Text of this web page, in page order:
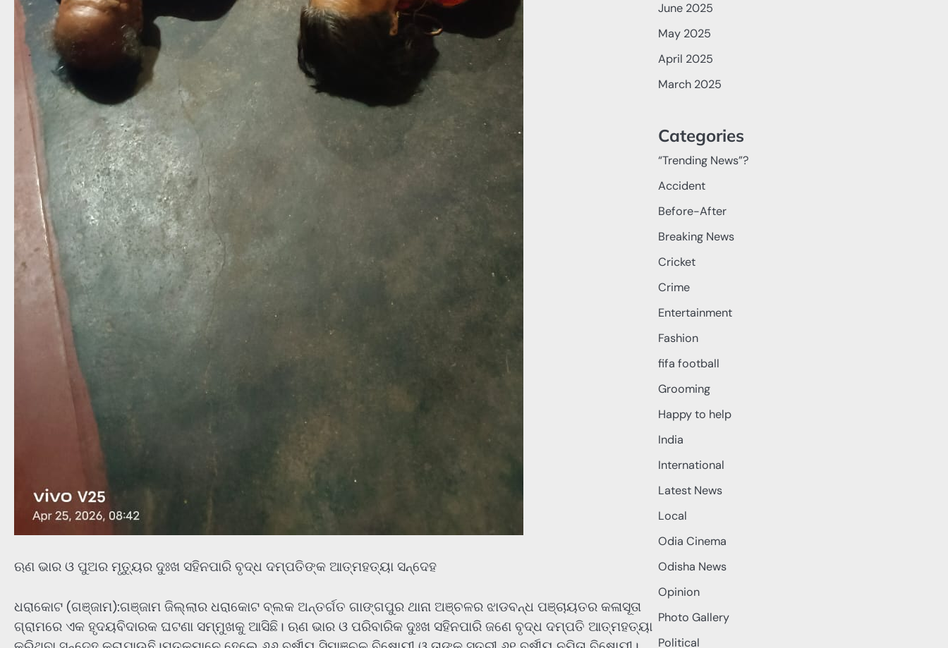
ଋଣ ଭାର ଓ ପୁଅର ମୃତ୍ୟୁର ଦୁଃଖ ସହିନପାରି ବୃଦ୍ଧ ଦମ୍ପତିଙ୍କ ଆତ୍ମହତ୍ୟା ସନ୍ଦେହ
ଧରାକୋଟ (ଗଞ୍ଜାମ):ଗଞ୍ଜାମ ଜିଲ୍ଲାର ଧରାକୋଟ ବ୍ଲକ ଅନ୍ତର୍ଗତ ଗାଙ୍ଗପୁର ଥାନା ଅଞ୍ଚଳର ଝାଡବନ୍ଧ ପଞ୍ଚାୟତର କଳାସୂତା
ଗ୍ରାମରେ ଏକ ହୃଦୟବିଦାରକ ଘଟଣା ସମ୍ମୁଖକୁ ଆସିଛି। ଋଣ ଭାର ଓ ପରିବାରିକ ଦୁଃଖ ସହିନପାରି ଜଣେ ବୃଦ୍ଧ ଦମ୍ପତି ଆତ୍ମହତ୍ୟା
June 2025
May 2025
April 2025
March 2025
Categories
“Trending News”?
Accident
Before-After
Breaking News
Cricket
Crime
Entertainment
Fashion
fifa football
Grooming
Happy to help
India
International
Latest News
Local
Odia Cinema
Odisha News
Opinion
Photo Gallery
Political